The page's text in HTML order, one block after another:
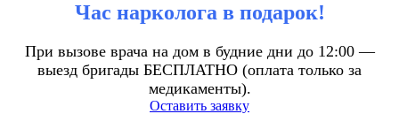
Час нарколога в подарок!
При вызове врача на дом в будние дни до 12:00 —
выезд бригады БЕСПЛАТНО (оплата только за
медикаменты).
Оставить заявку